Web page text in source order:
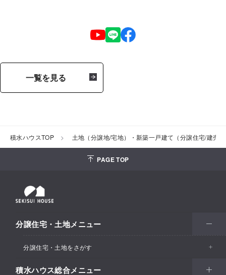
一覧を見る
積水ハウスTOP 土地（分譲地/宅地）・新築一戸建て（分譲住宅/建売
PAGE TOP
分譲住宅・土地メニュー
分譲住宅・土地をさがす
エリアからさがす
積水ハウス総合メニュー